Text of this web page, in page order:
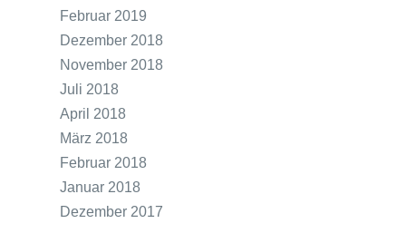
Februar 2019
Dezember 2018
November 2018
Juli 2018
April 2018
März 2018
Februar 2018
Januar 2018
Dezember 2017